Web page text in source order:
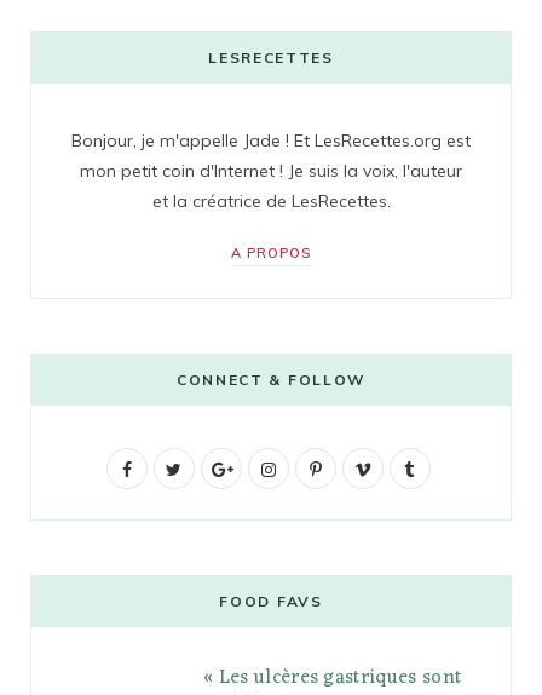
LESRECETTES
Bonjour, je m'appelle Jade ! Et LesRecettes.org est
mon petit coin d'Internet ! Je suis la voix, l'auteur
et la créatrice de LesRecettes.
A PROPOS
CONNECT & FOLLOW
F
b
t
G
g
l
e
I
t
a
g
P
e
r
V
o
l
r
FOOD FAVS
« Les ulcères gastriques sont